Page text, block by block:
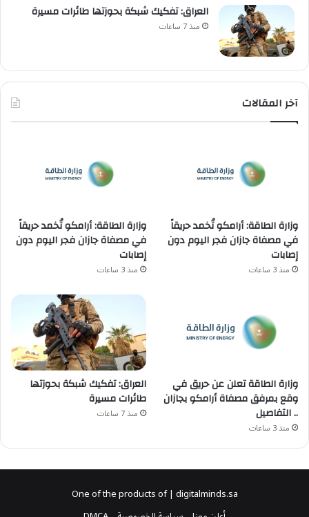
العراق: تفكيك شبكة بحوزتها طائرات مسيرة
منذ 7 ساعات
آخر المقالات
وزارة الطاقة: أرامكو تُخمد حريقاً
في مصفاة جازان فجر اليوم دون
إصابات
منذ 3 ساعات
وزارة الطاقة: أرامكو تُخمد حريقاً
في مصفاة جازان فجر اليوم دون
إصابات
منذ 3 ساعات
وزارة الطاقة تعلن عن حريق في
وقع بمرفق مصفاة أرامكو بجازان
.. التفاصيل
منذ 3 ساعات
العراق: تفكيك شبكة بحوزتها
طائرات مسيرة
منذ 7 ساعات
One of the products of | digitalminds.sa